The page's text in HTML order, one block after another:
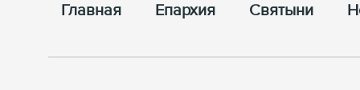
Главная Епархия Cвятыни